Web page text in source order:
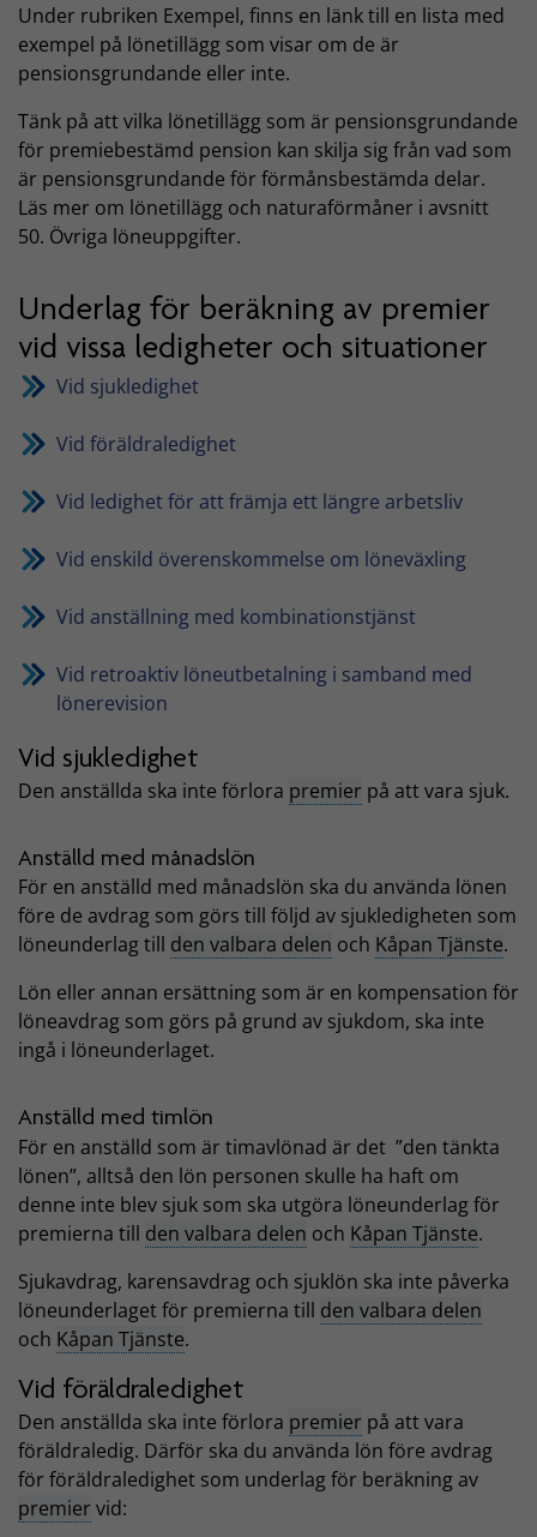
Under rubriken Exempel, finns en länk till en lista med
exempel på lönetillägg som visar om de är
pensionsgrundande eller inte.
Tänk på att vilka lönetillägg som är pensionsgrundande
för premiebestämd pension kan skilja sig från vad som
är pensionsgrundande för förmånsbestämda delar.
Läs mer om lönetillägg och naturaförmåner i avsnitt
50. Övriga löneuppgifter.
Underlag för beräkning av premier
vid vissa ledigheter och situationer
Vid sjukledighet
Vid föräldraledighet
Vid ledighet för att främja ett längre arbetsliv
Vid enskild överenskommelse om löneväxling
Vid anställning med kombinationstjänst
Vid retroaktiv löneutbetalning i samband med
lönerevision
Vid sjukledighet
Den anställda ska inte förlora premier på att vara sjuk.
Anställd med månadslön
För en anställd med månadslön ska du använda lönen
före de avdrag som görs till följd av sjukledigheten som
löneunderlag till den valbara delen och Kåpan Tjänste.
Lön eller annan ersättning som är en kompensation för
löneavdrag som görs på grund av sjukdom, ska inte
ingå i löneunderlaget.
Anställd med timlön
För en anställd som är timavlönad är det ”den tänkta
lönen”, alltså den lön personen skulle ha haft om
denne inte blev sjuk som ska utgöra löneunderlag för
premierna till den valbara delen och Kåpan Tjänste.
Sjukavdrag, karensavdrag och sjuklön ska inte påverka
löneunderlaget för premierna till den valbara delen
och Kåpan Tjänste.
Vid föräldraledighet
Den anställda ska inte förlora premier på att vara
föräldraledig. Därför ska du använda lön före avdrag
för föräldraledighet som underlag för beräkning av
premier vid: